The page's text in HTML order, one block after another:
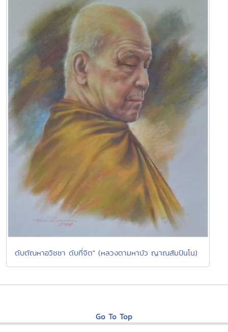
ดับตัณหาอวิชชา ดับที่จิต" (หลวงตามหาบัว ญาณสัมปันโน)
Go To Top